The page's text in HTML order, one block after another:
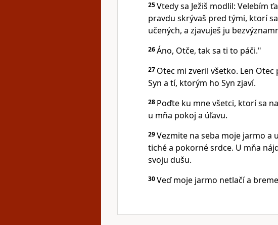
25Vtedy sa Ježiš modlil: Velebím
pravdu skrývaš pred tými, ktorí
učených, a zjavuješ ju
26Áno, Otče, tak sa ti to páči."
27 Otec mi zveril všetko. Len Otec
Syn a tí, ktorým ho Syn zjaví.
28 Poďte ku mne všetci, ktorí sa
u mňa pokoj a úľavu.
29Vezmite na seba moje jarmo a
tiché a pokorné srdce. U mňa
svoju dušu.
30Veď moje jarmo netlačí a